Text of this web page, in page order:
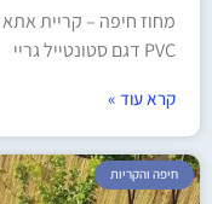
מחוז חיפה – קריית
PVC דגם סטונטייל גריי
קרא עוד »
חיפה והקריות